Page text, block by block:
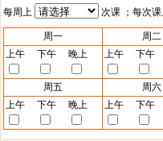
每周上 次课 ；每次
周一
周二
上午
下午 晚上 上午 下午
周五
周六
上午
下午 晚上 上午 下午